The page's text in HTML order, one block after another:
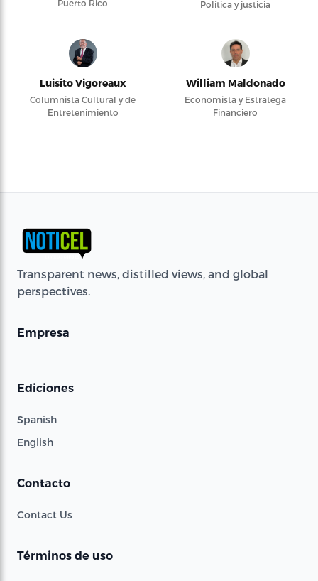
Puerto Rico
Política y justicia
Luisito Vigoreaux
Columnista Cultural y de
Entretenimiento
William Maldonado
Economista y Estratega
Financiero
Transparent news, distilled views, and global
perspectives.
Empresa
Ediciones
Spanish
English
Contacto
Contact Us
Términos de uso